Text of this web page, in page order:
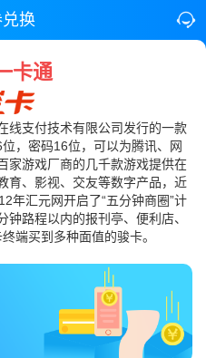
换
卡通
线支付技术有限公司发行的一款
，密码16位，可以为腾讯、网
家游戏厂商的几千款游戏提供在
育、影视、交友等数字产品，近
年汇元网开启了“五分钟商圈”计
路程以内的报刊亭、便利店、
端买到多种面值的骏卡。